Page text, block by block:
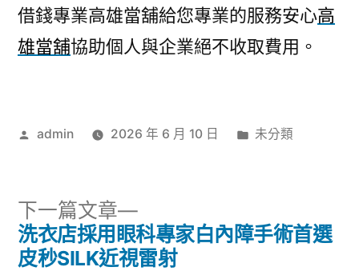
借錢專業高雄當舖給您專業的服務安心高
雄當舖協助個人與企業絕不收取費用。
作
admin 2026 年 6 月 10 日
分
未分類
文
下一篇文章
下
一
篇
洗衣店採用眼科專家白內障手術首選
皮秒SILK近視雷射